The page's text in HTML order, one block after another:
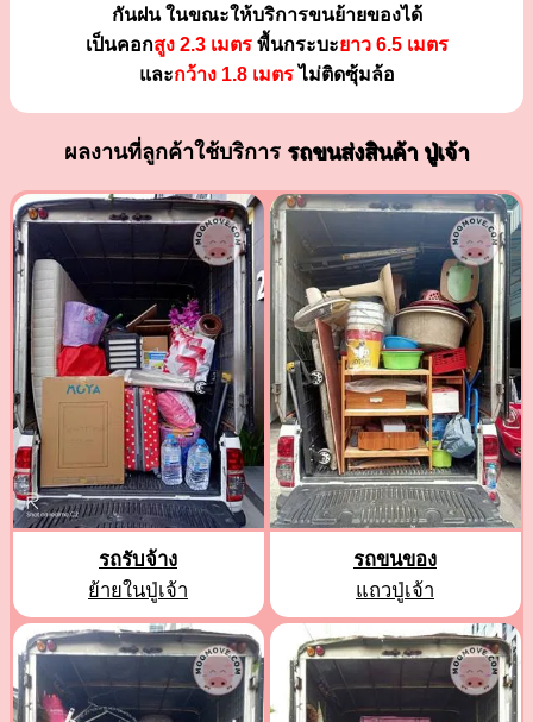
กันฝน ในขณะให้บริการขนย้ายของได้
เป็นคอกสูง 2.3 เมตรพื้นกระบะยาว 6.5 เมตร
และกว้าง 1.8 เมตรไม่ติดซุ้มล้อ
ผลงานที่ลูกค้าใช้บริการ รถขนส่งสินค้า ปู่เจ้า
รถรับจ้าง
ย้ายในปู่เจ้า
รถขนของ
แถวปู่เจ้า